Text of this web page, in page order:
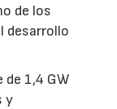
de los
desarrollo
1,4 GW
y